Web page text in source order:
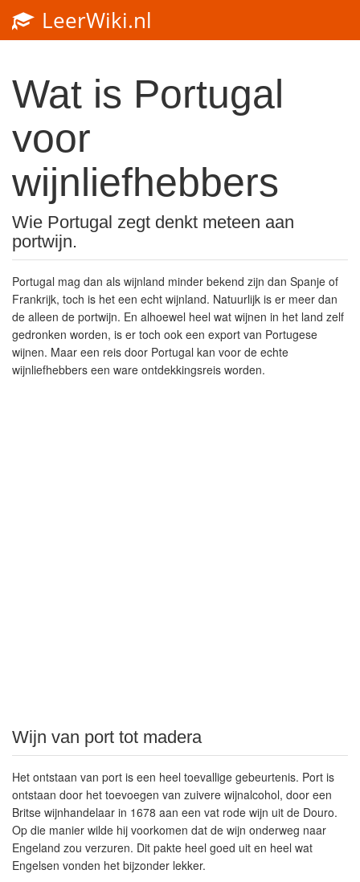
LeerWiki.nl
Wat is Portugal
voor
wijnliefhebbers
Wie Portugal zegt denkt meteen aan
portwijn.
Portugal mag dan als wijnland minder bekend zijn dan Spanje of
Frankrijk, toch is het een echt wijnland. Natuurlijk is er meer dan
de alleen de portwijn. En alhoewel heel wat wijnen in het land zelf
gedronken worden, is er toch ook een export van Portugese
wijnen. Maar een reis door Portugal kan voor de echte
wijnliefhebbers een ware ontdekkingsreis worden.
Wijn van port tot madera
Het ontstaan van port is een heel toevallige gebeurtenis. Port is
ontstaan door het toevoegen van zuivere wijnalcohol, door een
Britse wijnhandelaar in 1678 aan een vat rode wijn uit de Douro.
Op die manier wilde hij voorkomen dat de wijn onderweg naar
Engeland zou verzuren. Dit pakte heel goed uit en heel wat
Engelsen vonden het bijzonder lekker.